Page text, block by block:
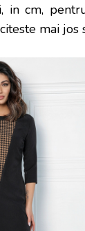
in cm,
mai jos